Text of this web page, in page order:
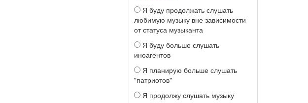
Я буду продолжать слушать
любимую музыку вне зависимости
от статуса музыканта
Я буду больше слушать
иноагентов
Я планирую больше слушать
"патриотов"
Я продолжу слушать музыку